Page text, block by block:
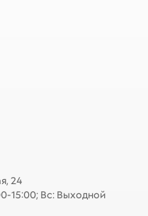
24
15:00; Вс: Выходной